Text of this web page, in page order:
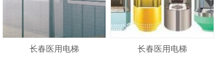
长春医用电梯 长春医用电梯